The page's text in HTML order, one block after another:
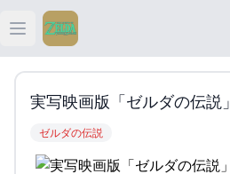
Open main menu
ティアキン
ティアキン 武
実写映画版「ゼルダの伝説」
ゼルダの伝説